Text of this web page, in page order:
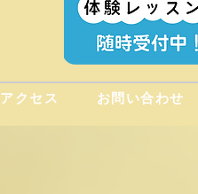
アクセス お問い合わせ